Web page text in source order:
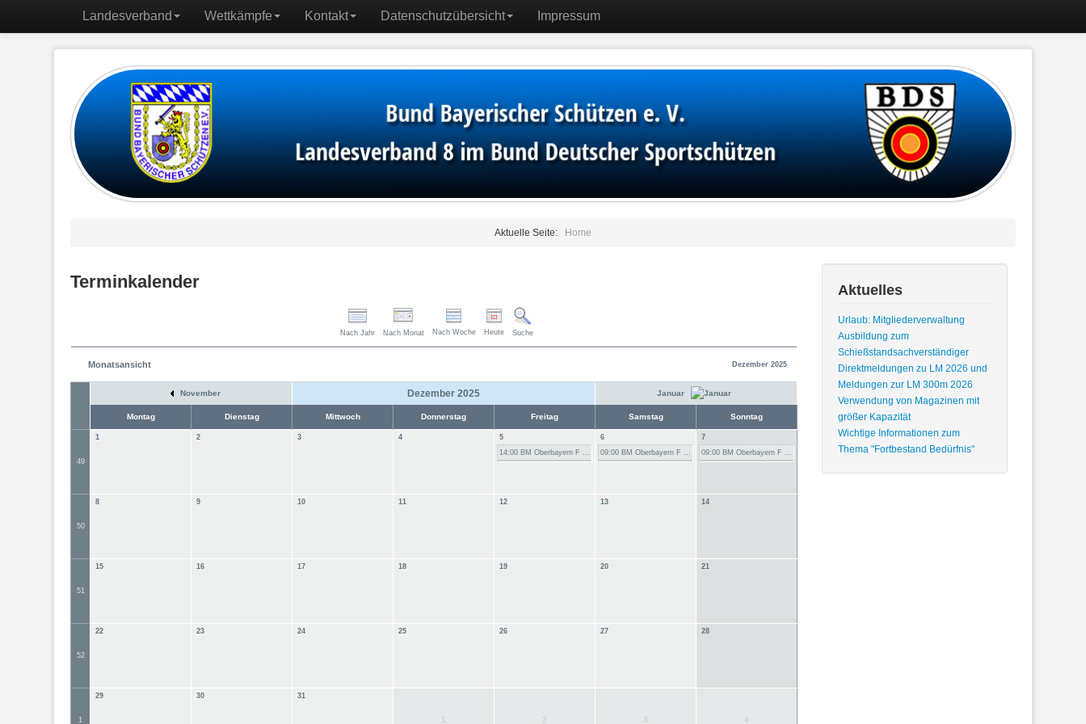
Landesverband Wettkämpfe Kontakt Datenschutzübersicht Impressum
Aktuelle Seite: Home
Terminkalender
Nach Jahr Nach Monat Nach Woche Heute Suche
Monatsansicht Dezember 2025
November Dezember 2025 Januar
Montag Dienstag Mittwoch Donnerstag Freitag Samstag Sonntag
49
1 2 3 4
5
14:00 BM Oberbayern F ...
6
09:00 BM Oberbayern F ...
7
09:00 BM Oberbayern F ...
50
8 9 10 11 12 13 14
51
15 16 17 18 19 20 21
52
22 23 24 25 26 27 28
1
29 30 31
1 2 3 4
Aktuelles
Urlaub: Mitgliederverwaltung
Ausbildung zum
Schießstandsachverständiger
Direktmeldungen zu LM 2026 und
Meldungen zur LM 300m 2026
Verwendung von Magazinen mit
größer Kapazität
Wichtige Informationen zum
Thema "Fortbestand Bedürfnis"